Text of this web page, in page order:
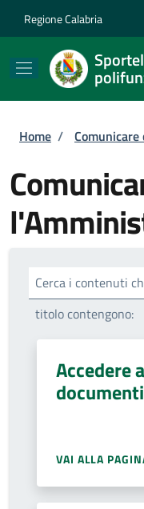
Regione Calabria
Briciole di
Home /
Cerca i contenuti
titolo contengono:
Accedere
VAI ALLA